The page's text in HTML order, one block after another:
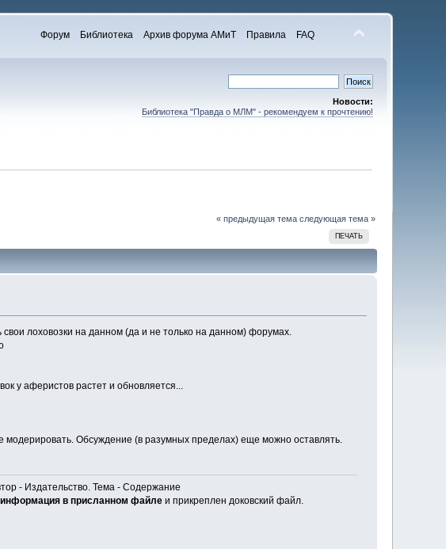
Форум Библиотека Архив форума АМиТ Правила FAQ
Новости:
Библиотека "Правда о МЛМ" - рекомендуем к прочтению!
« предыдущая тема следующая тема »
ПЕЧАТЬ
лоховозки на данном (да и не только на данном) форумах.
у аферистов растет и обновляется...
Обсуждение (в разумных пределах) еще можно оставлять.
- Издательство. Тема - Содержание
в присланном файлеи прикреплен доковский файл.